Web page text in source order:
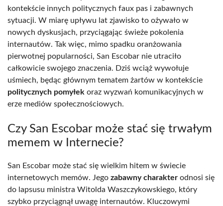
kontekście innych politycznych faux pas i zabawnych
sytuacji. W miarę upływu lat zjawisko to ożywało w
nowych dyskusjach, przyciągając świeże pokolenia
internautów. Tak więc, mimo spadku oranżowania
pierwotnej popularności, San Escobar nie utraciło
całkowicie swojego znaczenia. Dziś wciąż wywołuje
uśmiech, będąc głównym tematem żartów w kontekście
politycznych pomyłek oraz wyzwań komunikacyjnych w
erze mediów społecznościowych.
Czy San Escobar może stać się trwałym
memem w Internecie?
San Escobar może stać się wielkim hitem w świecie
internetowych memów. Jego zabawny charakter odnosi się
do lapsusu ministra Witolda Waszczykowskiego, który
szybko przyciągnął uwagę internautów. Kluczowymi